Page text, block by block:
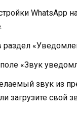
WhatsApp
раздел
«Звук
звук из
загрузите свой